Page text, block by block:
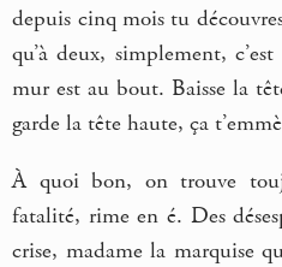
depuis cinq mois tu
qu’à deux, simplement,
mur est au bout. Baisse la
garde la tête haute, ça
À quoi bon, on trouve
fatalité, rime en é. Des
crise, madame la marquise